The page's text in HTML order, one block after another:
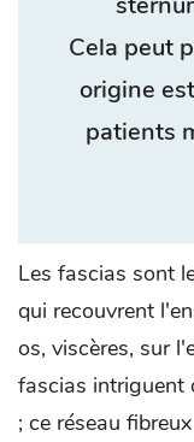
Cela peut
origine
patients
Les fascias sont
qui recouvrent
os, viscères, sur
fascias intriguent
; ce réseau